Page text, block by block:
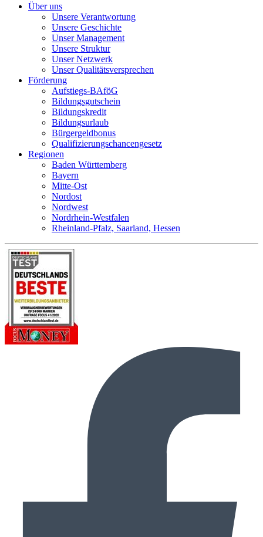
Über uns
Unsere Verantwortung
Unsere Geschichte
Unser Management
Unsere Struktur
Unser Netzwerk
Unser Qualitätsversprechen
Förderung
Aufstiegs-BAföG
Bildungsgutschein
Bildungskredit
Bildungsurlaub
Bürgergeldbonus
Qualifizierungschancengesetz
Regionen
Baden Württemberg
Bayern
Mitte-Ost
Nordost
Nordwest
Nordrhein-Westfalen
Rheinland-Pfalz, Saarland, Hessen